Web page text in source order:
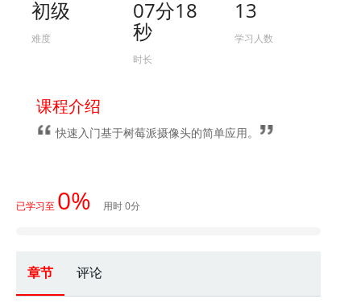
初级
难度
07分18
秒
时长
13
学习人数
课程介绍
快速入门基于树莓派摄像头的简单应用。
已学习至 0% 用时 0分
章节 评论